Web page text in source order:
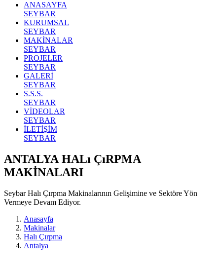
ANASAYFA
SEYBAR
KURUMSAL
SEYBAR
MAKİNALAR
SEYBAR
PROJELER
SEYBAR
GALERİ
SEYBAR
S.S.S.
SEYBAR
VİDEOLAR
SEYBAR
İLETİŞİM
SEYBAR
ANTALYA HALı ÇıRPMA
MAKİNALARI
Seybar Halı Çırpma Makinalarının Gelişimine ve Sektöre Yön
Vermeye Devam Ediyor.
Anasayfa
Makinalar
Halı Çırpma
Antalya